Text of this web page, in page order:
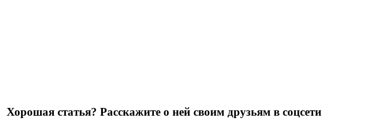
Хорошая статья? Расскажите о ней своим друзьям в соцсети